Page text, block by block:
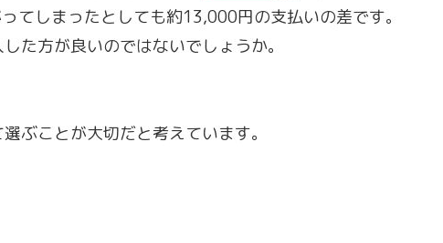
てしまったとしても約13,000円の支払いの差です。
た方が良いのではないでしょうか。
ぶことが大切だと考えています。